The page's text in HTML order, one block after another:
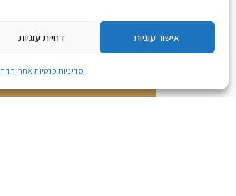
אישור עוגיות דחיית עוגיות
מדיניות פרטיות אתר יחדה
צרו קשר